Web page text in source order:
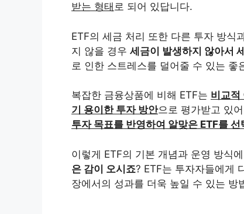
받는 형태 로 되어 있답니다.
ETF의 세금 처리 또한 다른 투자 방식
지 않을 경우 세금이 발생하지 않아서
로 인한 스트레스를 덜어줄 수 있는 좋
복잡한 금융상품에 비해 ETF는 비교적
기 용이한 투자 방안으로 평가받고 있
투자 목표를 반영하여 알맞은 ETF를
이렇게 ETF의 기본 개념과 운영 방식
은 감이 오시죠? ETF는 투자자들에게
장에서의 성과를 더욱 높일 수 있는 방